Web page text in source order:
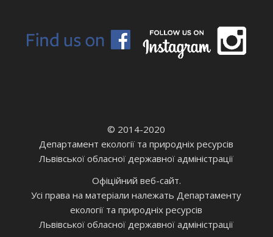
© 2014-2020
Департамент екології та природніх ресурсів
Львівської обласної державної адміністрації
Офіційний веб-сайт.
Усі права на матеріали належать Департаменту
екології та природніх ресурсів
Львівської обласної державної адміністрації